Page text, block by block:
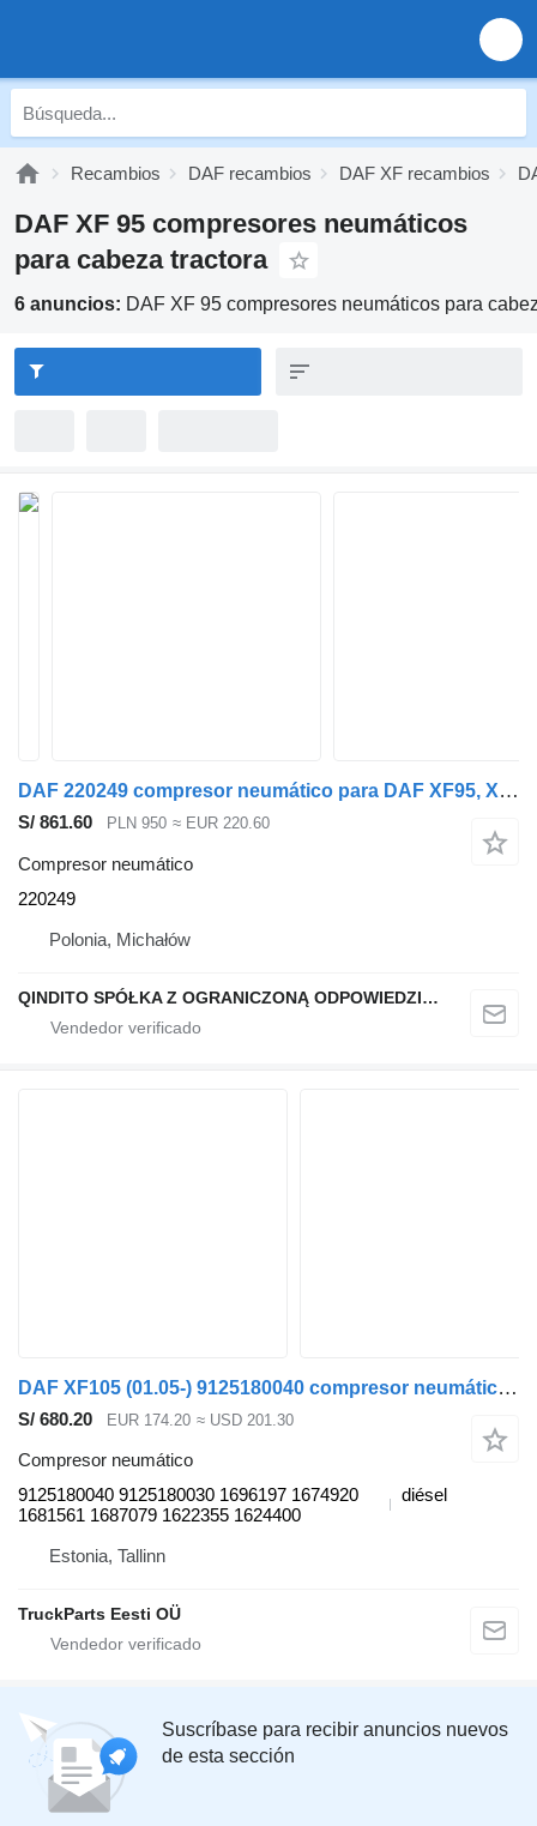
Recambios DAF recambios DAF XF recambios
DAF XF 95 compresores neumáticos
para cabeza tractora
6 anuncios: DAF XF 95 compresores neumáticos para
DAF 220249 compresor neumático para DAF XF95, XF 95 CF75 CF85 cabeza tractora
S/ 861.60 PLN 950 ≈ EUR 220.60
Compresor neumático
220249
Polonia, Michałów
QINDITO SPÓŁKA Z OGRANICZONĄ ODPOWIEDZIALNOŚCIĄ
DAF XF105 (01.05-) 9125180040 compresor neumático para DAF XF95, XF105 (2001-2014) cabeza tractora
S/ 680.20 EUR 174.20 ≈ USD 201.30
Compresor neumático
9125180040 9125180030 1696197 1674920
1681561 1687079 1622355 1624400
diésel
Estonia, Tallinn
TruckParts Eesti OÜ
Suscríbase para recibir anuncios nuevos
de esta sección